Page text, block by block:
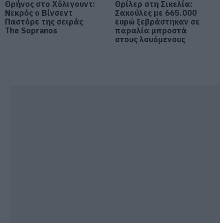
06.08.2026 | 09:15
Ποιες περιοχές θα έχουν σήμερα
Θρήνος στο Χόλιγουντ:
Νεκρός ο Βίνσεντ
Παστόρε της σειράς
The Sopranos
Θρίλερ στη Σικελία:
Σακούλες με 665.000
ευρώ ξεβράστηκαν σε
παραλία μπροστά
στους λουόμενους